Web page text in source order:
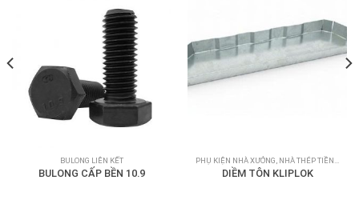
BULONG LIÊN KẾT
BULONG CẤP BỀN 10.9 DIỀM TÔN KLIPLOK